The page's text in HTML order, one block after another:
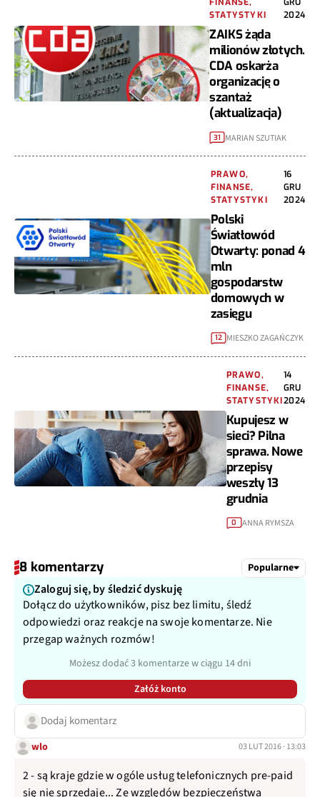
FINANSE,
STATYSTYKI
GRU
2024
ZAIKS żąda
milionów złotych.
CDA oskarża
organizację o
szantaż
(aktualizacja)
31 MARIAN SZUTIAK
PRAWO,
FINANSE,
STATYSTYKI
16
GRU
2024
Polski
Światłowód
Otwarty: ponad 4
mln
gospodarstw
domowych w
zasięgu
12 MIESZKO ZAGAŃCZYK
PRAWO,
FINANSE,
STATYSTYKI
14
GRU
2024
Kupujesz w
sieci? Pilna
sprawa. Nowe
przepisy
weszły 13
grudnia
0 ANNA RYMSZA
8 komentarzy Popularne
Zaloguj się, by śledzić dyskuję
Dołącz do użytkowników, pisz bez limitu, śledź
odpowiedzi oraz reakcje na swoje komentarze. Nie
przegap ważnych rozmów!
Możesz dodać 3 komentarze w ciągu 14 dni
Załóż konto
Dodaj komentarz
wlo 03 LUT 2016 · 13:03
2 - są kraje gdzie w ogóle usług telefonicznych pre-paid
się nie sprzedaje... Ze względów bezpieczeństwa